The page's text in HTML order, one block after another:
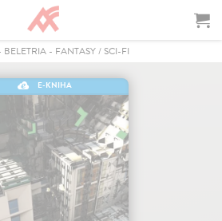
BELETRIA- FANTASY / SCI-FI
E-KNIHA